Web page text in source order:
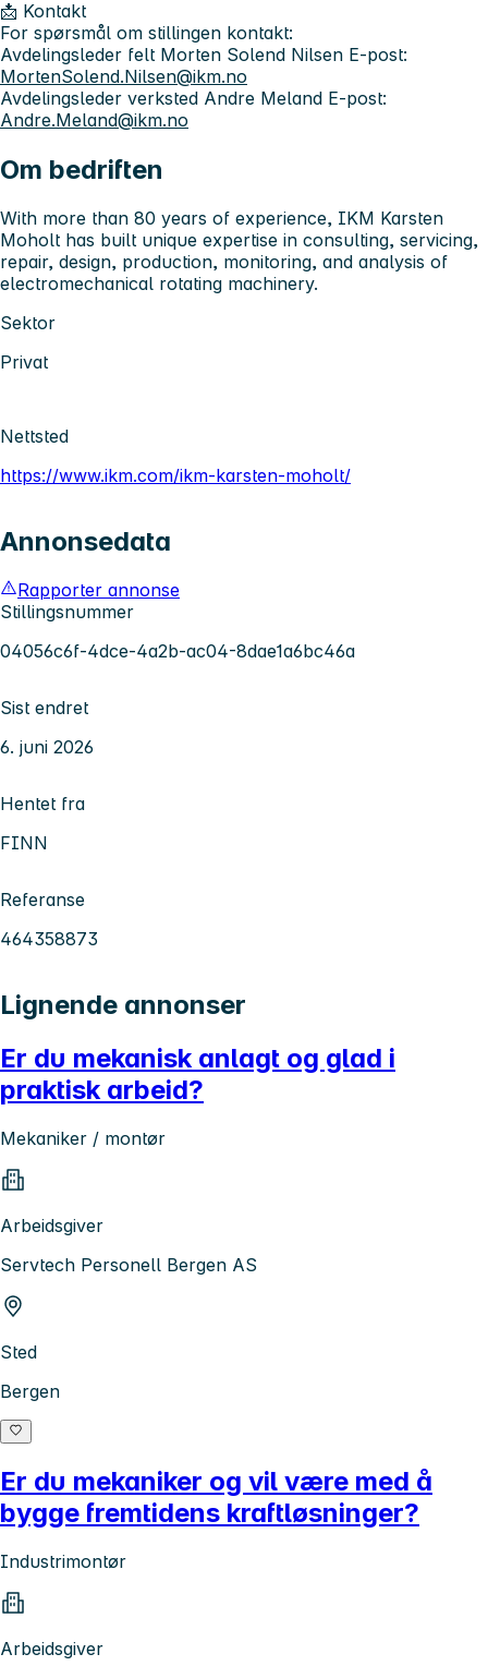
📩 Kontakt
For spørsmål om stillingen kontakt:
Avdelingsleder felt Morten Solend Nilsen E-post:
MortenSolend.Nilsen@ikm.no
Avdelingsleder verksted Andre Meland E‑post:
Andre.Meland@ikm.no
Om bedriften
With more than 80 years of experience, IKM Karsten
Moholt has built unique expertise in consulting, servicing,
repair, design, production, monitoring, and analysis of
electromechanical rotating machinery.
Sektor
Privat
Nettsted
https://www.ikm.com/ikm-karsten-moholt/
Annonsedata
Rapporter annonse
Stillingsnummer
04056c6f-4dce-4a2b-ac04-8dae1a6bc46a
Sist endret
6. juni 2026
Hentet fra
FINN
Referanse
464358873
Lignende annonser
Er du mekanisk anlagt og glad i
praktisk arbeid?
Mekaniker / montør
Arbeidsgiver
Servtech Personell Bergen AS
Sted
Bergen
Er du mekaniker og vil være med å
bygge fremtidens kraftløsninger?
Industrimontør
Arbeidsgiver